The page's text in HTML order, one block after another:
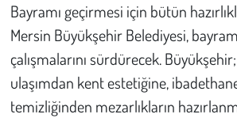
Bayramı geçirmesi için bütün
Mersin Büyükşehir Belediyesi,
çalışmalarını sürdürecek.
ulaşımdan kent estetiğine,
temizliğinden mezarlıkların
İnsan Hakları
Hayvan Hakları
Çevre